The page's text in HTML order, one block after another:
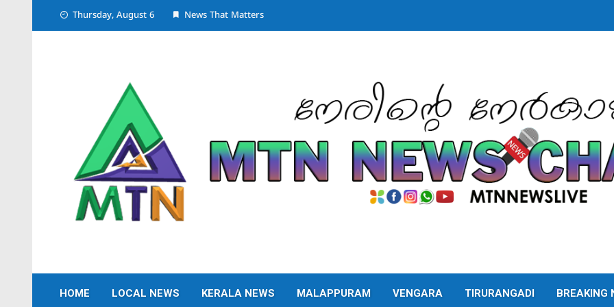
Thursday, August 6 News That Matters
HOME LOCAL NEWS KERALA NEWS MALAPPURAM VENGARA TIRURANGADI BREAKING